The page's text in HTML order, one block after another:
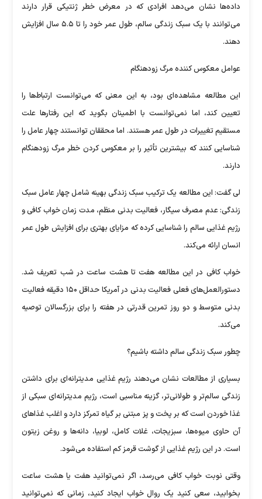
داده‌ها نشان می‌دهد افرادی که در معرض خطر ژنتیکی قرار دارند
می‌توانند با یک سبک زندگی سالم، طول عمر خود را تا ۵.۵ سال افزایش
دهند.
عوامل معکوس کننده مرگ زودهنگام
این مطالعه مشاهده‌ای بود، به این معنی که می‌توانست ارتباط‌ها را
تعیین کند، اما نمی‌توانست با اطمینان بگوید که این رفتار‌ها علت
مستقیم تغییرات در طول عمر هستند. اما محققان توانستند چهار عامل را
شناسایی کنند که بیشترین تأثیر را بر معکوس کردن خطر مرگ زودهنگام
دارند.
لی گفت: این مطالعه یک ترکیب سبک زندگی بهینه شامل چهار عامل سبک
زندگی: عدم مصرف سیگار، فعالیت بدنی منظم، مدت زمان خواب کافی و
رژیم غذایی سالم را شناسایی کرده که مزایای بهتری برای افزایش طول عمر
انسان ارائه می‌کند.
خواب کافی در این مطالعه هفت تا هشت ساعت در شب تعریف شد.
دستورالعمل‌های فعلی فعالیت بدنی در آمریکا حداقل ۱۵۰ دقیقه فعالیت
بدنی متوسط و دو روز تمرین قدرتی در هفته را برای بزرگسالان توصیه
می‌کند.
چطور سبک زندگی سالم داشته باشیم؟
بسیاری از مطالعات نشان می‌دهند رژیم غذایی مدیترانه‌ای برای داشتن
زندگی سالم‌تر و طولانی‌تر، گزینه مناسبی است، رژیم مدیترانه‌ای سبکی از
غذا خوردن است که بر پخت و پز مبتنی بر گیاه تمرکز دارد و اغلب غذا‌های
آن حاوی میوه‌ها، سبزیجات، غلات کامل، لوبیا، دانه‌ها و روغن زیتون
است. در این رژیم غذایی از گوشت قرمز کم استفاده می‌شود.
وقتی نوبت خواب کافی می‌رسد، اگر نمی‌توانید هفت یا هشت ساعت
بخوابید، سعی کنید یک روال خواب ایجاد کنید، زمانی که نمی‌توانید